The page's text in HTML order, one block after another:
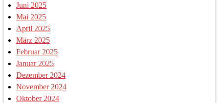
Juni 2025
Mai 2025
April 2025
März 2025
Februar 2025
Januar 2025
Dezember 2024
November 2024
Oktober 2024